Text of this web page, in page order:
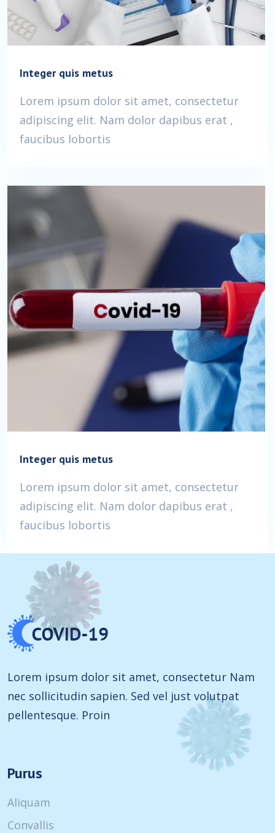
Integer quis metus
Lorem ipsum dolor sit amet, consectetur
adipiscing elit. Nam dolor dapibus erat ,
faucibus lobortis
Integer quis metus
Lorem ipsum dolor sit amet, consectetur
adipiscing elit. Nam dolor dapibus erat ,
faucibus lobortis
Lorem ipsum dolor sit amet, consectetur Nam
nec sollicitudin sapien. Sed vel just volutpat
pellentesque. Proin
Purus
Aliquam
Convallis